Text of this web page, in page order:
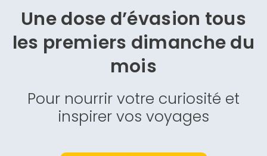
Une dose d’évasion tous
les premiers dimanche du
mois
Pour nourrir votre curiosité et
inspirer vos voyages